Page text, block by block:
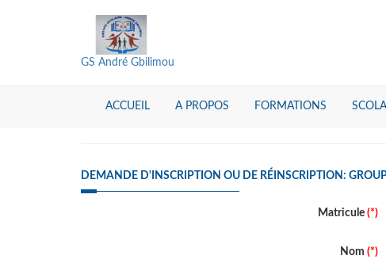
GS André Gbilimou
ACCUEIL A PROPOS FORMATIONS
DEMANDE D'INSCRIPTION OU DE RÉINSCRIPTION:
Matricule (*)
Nom (*)